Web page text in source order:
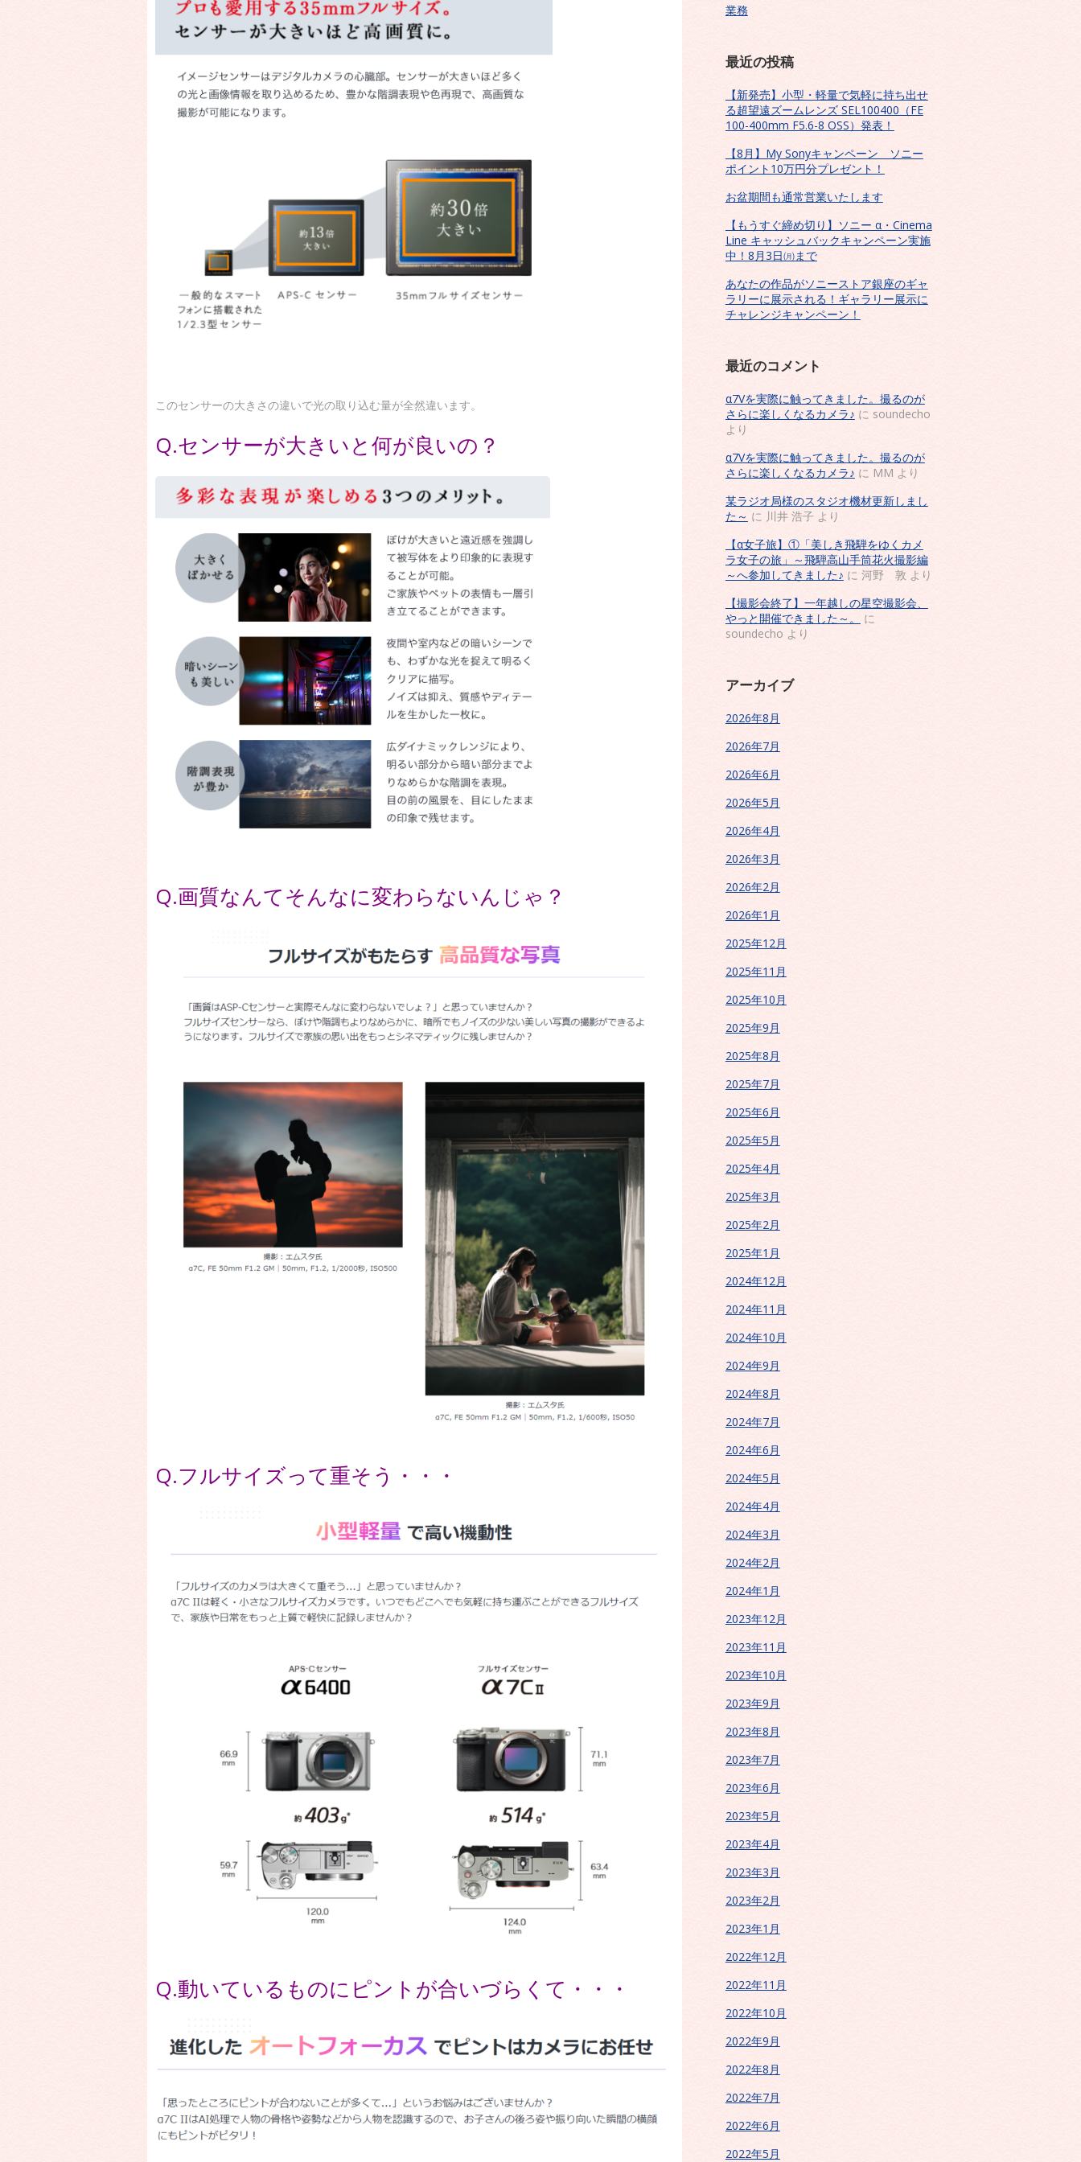
このセンサーの大きさの違いで光の取り込む量が全然違います。
Q.センサーが大きいと何が良いの？
Q.画質なんてそんなに変わらないんじゃ？
Q.フルサイズって重そう・・・
Q.動いているものにピントが合いづらくて・・・
業務
最近の投稿
【新発売】小型・軽量で気軽に持ち出せ
る超望遠ズームレンズ SEL100400（FE
100-400mm F5.6-8 OSS）発表！
【8月】My Sonyキャンペーン ソニー
ポイント10万円分プレゼント！
お盆期間も通常営業いたします
【もうすぐ締め切り】ソニー α・Cinema
Line キャッシュバックキャンペーン実施
中！8月3日㈪まで
あなたの作品がソニーストア銀座のギャ
ラリーに展示される！ギャラリー展示に
チャレンジキャンペーン！
最近のコメント
α7Vを実際に触ってきました。撮るのが
さらに楽しくなるカメラ♪ に soundecho
より
α7Vを実際に触ってきました。撮るのが
さらに楽しくなるカメラ♪ に MM より
某ラジオ局様のスタジオ機材更新しまし
た～ に 川井 浩子 より
【α女子旅】①「美しき飛騨をゆくカメ
ラ女子の旅」～飛騨高山手筒花火撮影編
～へ参加してきました♪ に 河野 敦 より
【撮影会終了】一年越しの星空撮影会、
やっと開催できました～。
に
soundecho より
アーカイブ
2026年8月
2026年7月
2026年6月
2026年5月
2026年4月
2026年3月
2026年2月
2026年1月
2025年12月
2025年11月
2025年10月
2025年9月
2025年8月
2025年7月
2025年6月
2025年5月
2025年4月
2025年3月
2025年2月
2025年1月
2024年12月
2024年11月
2024年10月
2024年9月
2024年8月
2024年7月
2024年6月
2024年5月
2024年4月
2024年3月
2024年2月
2024年1月
2023年12月
2023年11月
2023年10月
2023年9月
2023年8月
2023年7月
2023年6月
2023年5月
2023年4月
2023年3月
2023年2月
2023年1月
2022年12月
2022年11月
2022年10月
2022年9月
2022年8月
2022年7月
2022年6月
2022年5月